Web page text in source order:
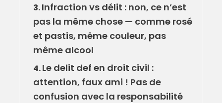
3.Infraction vs délit : non, ce n’est
pas la même chose — comme rosé
et pastis, même couleur, pas
même alcool
4.Le delit def en droit civil :
attention, faux ami ! Pas de
confusion avec la responsabilité